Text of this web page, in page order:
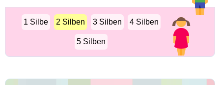
1 Silbe 2 Silben 3 Silben 4 Silben
5 Silben